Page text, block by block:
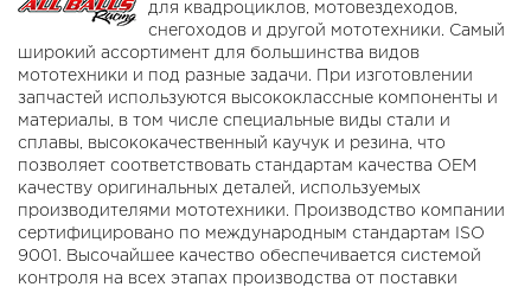
для квадроциклов, мотовездеходов,
снегоходов и другой мототехники. Самый
широкий ассортимент для большинства видов
мототехники и под разные задачи. При изготовлении
запчастей используются высококлассные компоненты и
материалы, в том числе специальные виды стали и
сплавы, высококачественный каучук и резина, что
позволяет соответствовать стандартам качества OEM
качеству оригинальных деталей, используемых
производителями мототехники. Производство компании
сертифицировано по международным стандартам ISO
9001. Высочайшее качество обеспечивается системой
контроля на всех этапах производства от поставки